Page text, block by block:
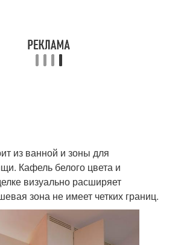
из ванной и зоны для
Кафель белого цвета и
визуально расширяет
зона не имеет четких границ.